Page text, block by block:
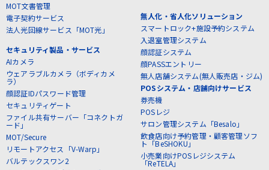
MOT文書管理
電子契約サービス
法人光回線サービス「MOT光」
セキュリティ製品・サービス
AIカメラ
ウェアラブルカメラ（ボディカメ
ラ）
顔認証IDパスワード管理
セキュリティゲート
ファイル共有サーバー「コネクトガ
ード」
MOT/Secure
リモートアクセス「V-Warp」
バルテックスワン2
無人化・省人化ソリューション
スマートロック+施設予約システム
入退室管理システム
顔認証システム
顔PASSエントリー
無人店舗システム(無人販売店・ジム)
POSシステム・店舗向けサービス
券売機
POSレジ
サロン管理システム「Besalo」
飲食店向け予約管理・顧客管理ソフ
ト「BeSHOKU」
小売業向けPOSレジシステム
「ReTELA」